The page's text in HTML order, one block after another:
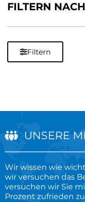
FILTERN NACH
Filtern
UNSERE
Wir wissen wie
wir versuchen das
versuchen wir Sie
Prozent zufrieden